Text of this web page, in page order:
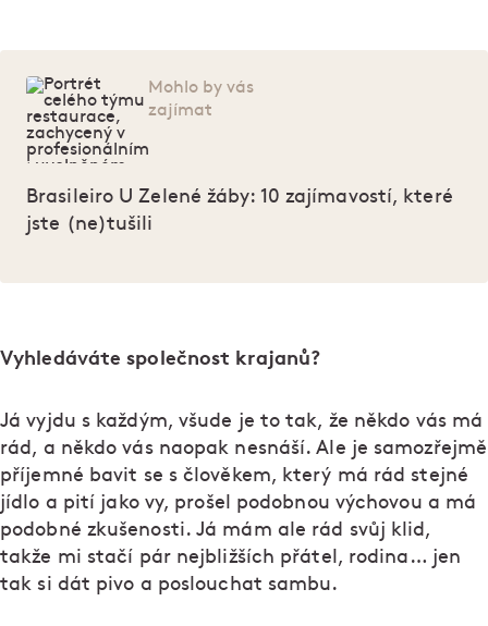
Mohlo by vás
zajímat
Brasileiro U Zelené žáby: 10 zajímavostí, které
jste (ne)tušili
Vyhledáváte společnost krajanů?
Já vyjdu s každým, všude je to tak, že někdo vás má
rád, a někdo vás naopak nesnáší. Ale je samozřejmě
příjemné bavit se s člověkem, který má rád stejné
jídlo a pití jako vy, prošel podobnou výchovou a má
podobné zkušenosti. Já mám ale rád svůj klid,
takže mi stačí pár nejbližších přátel, rodina… jen
tak si dát pivo a poslouchat sambu.